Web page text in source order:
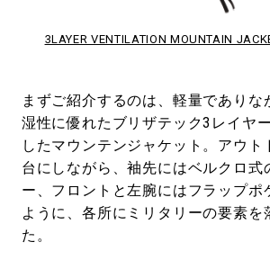
3LAYER VENTILATION MOUNTAIN
まずご紹介するのは、軽量でありな
湿性に優れたブリザテック3レイヤ
したマウンテンジャケット。アウト
台にしながら、袖先にはベルクロ式
ー、フロントと左腕にはフラップポ
ように、各所にミリタリーの要素を
た。